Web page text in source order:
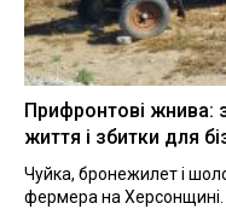
Прифронтові жнива:
життя і збитки для
Чуйка, бронежилет і
фермера на Херсонщині.